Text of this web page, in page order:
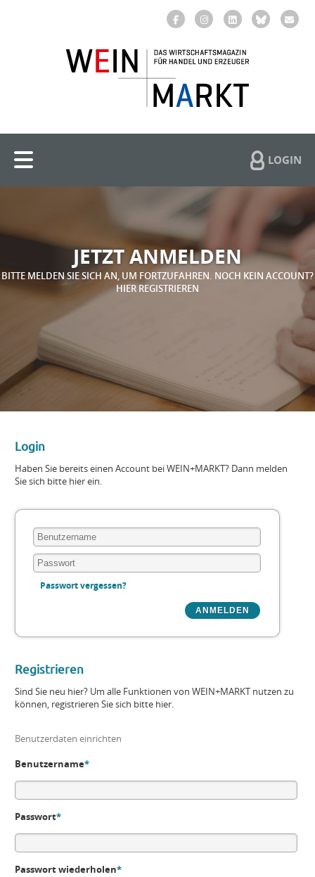
LOGIN
JETZT ANMELDEN
BITTE MELDEN SIE SICH AN, UM FORTZUFAHREN. NOCH KEIN ACCOUNT?
HIER REGISTRIEREN
Login
Haben Sie bereits einen Account bei WEIN+MARKT? Dann melden
Sie sich bitte hier ein.
Passwort vergessen?
Registrieren
Sind Sie neu hier? Um alle Funktionen von WEIN+MARKT nutzen zu
können, registrieren Sie sich bitte hier.
Benutzerdaten einrichten
Benutzername*
Passwort*
Passwort wiederholen*